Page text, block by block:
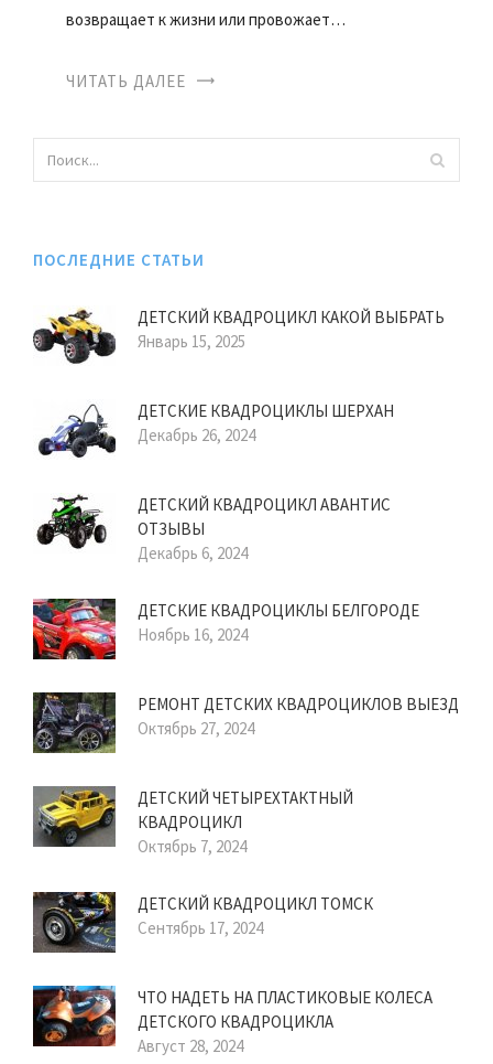
возвращает к жизни или провожает…
ЧИТАТЬ ДАЛЕЕ
ПОСЛЕДНИЕ СТАТЬИ
ДЕТСКИЙ КВАДРОЦИКЛ КАКОЙ ВЫБРАТЬ
Январь 15, 2025
ДЕТСКИЕ КВАДРОЦИКЛЫ ШЕРХАН
Декабрь 26, 2024
ДЕТСКИЙ КВАДРОЦИКЛ АВАНТИС
ОТЗЫВЫ
Декабрь 6, 2024
ДЕТСКИЕ КВАДРОЦИКЛЫ БЕЛГОРОДЕ
Ноябрь 16, 2024
РЕМОНТ ДЕТСКИХ КВАДРОЦИКЛОВ ВЫЕЗД
Октябрь 27, 2024
ДЕТСКИЙ ЧЕТЫРЕХТАКТНЫЙ
КВАДРОЦИКЛ
Октябрь 7, 2024
ДЕТСКИЙ КВАДРОЦИКЛ ТОМСК
Сентябрь 17, 2024
ЧТО НАДЕТЬ НА ПЛАСТИКОВЫЕ КОЛЕСА
ДЕТСКОГО КВАДРОЦИКЛА
Август 28, 2024